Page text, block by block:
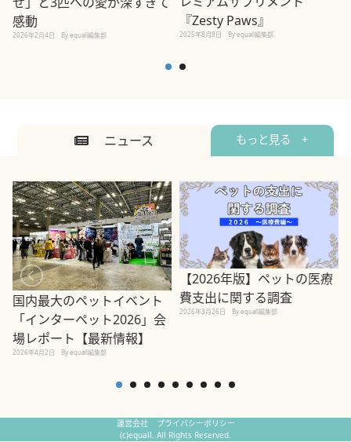
感動
2026年2月4日 By equall編集部
『Zesty Paws』
2025年8月8日 By equall編集部
ニュース もっと見る +
国内最大のペットイベント
「インターペット2026」会
場レポート【最新情報】
2026年4月2日 By equall編集部
【2026年版】ペットの医療
費支出に関する調査
2026年3月26日 By equall編集部
運営会社
プライバシーポリシー
(c)equall. All Rights Reserved.